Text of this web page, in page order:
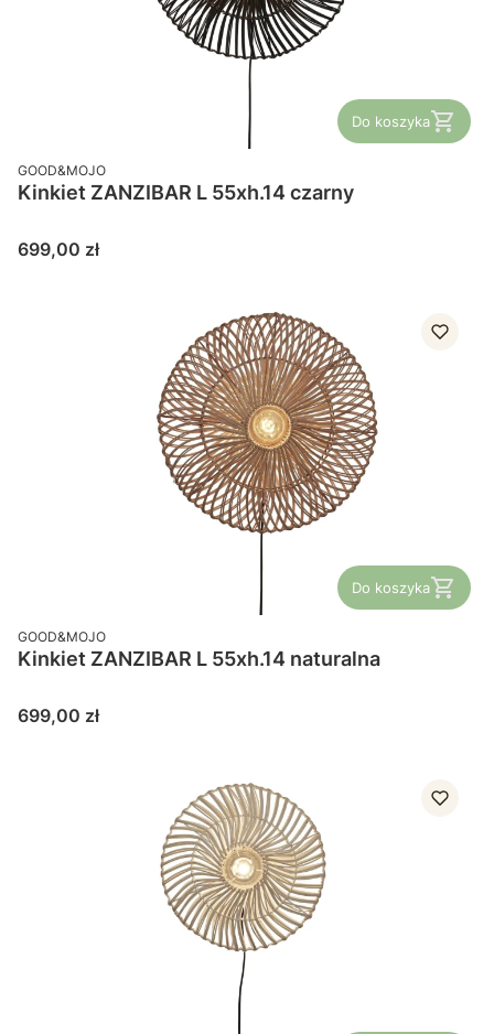
Do koszyka
PRODUCENT
GOOD&MOJO
Kinkiet ZANZIBAR L 55xh.14 czarny
Cena
699,00 zł
Do koszyka
PRODUCENT
GOOD&MOJO
Kinkiet ZANZIBAR L 55xh.14 naturalna
Cena
699,00 zł